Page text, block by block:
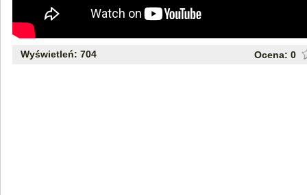
Wyświetleń: 704 Ocena: 0